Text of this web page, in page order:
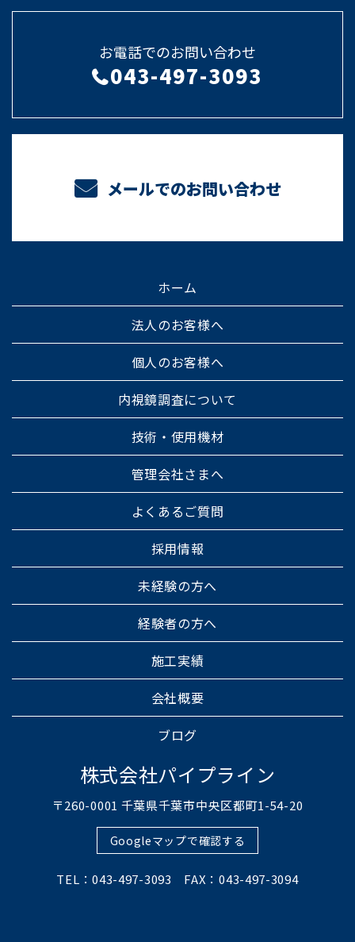
お電話でのお問い合わせ
043-497-3093
メールでのお問い合わせ
ホーム
法人のお客様へ
個人のお客様へ
内視鏡調査について
技術・使用機材
管理会社さまへ
よくあるご質問
採用情報
未経験の方へ
経験者の方へ
施工実績
会社概要
ブログ
株式会社パイプライン
〒260-0001 千葉県千葉市中央区都町1-54-20
Googleマップで確認する
TEL：043-497-3093 FAX：043-497-3094